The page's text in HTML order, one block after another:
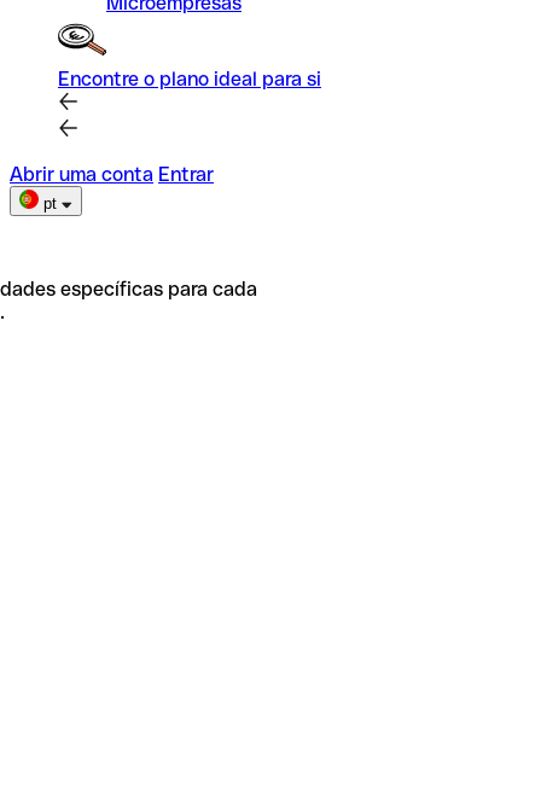
Encontre o plano ideal para si
Abrir uma conta Entrar
pt
específicas para cada